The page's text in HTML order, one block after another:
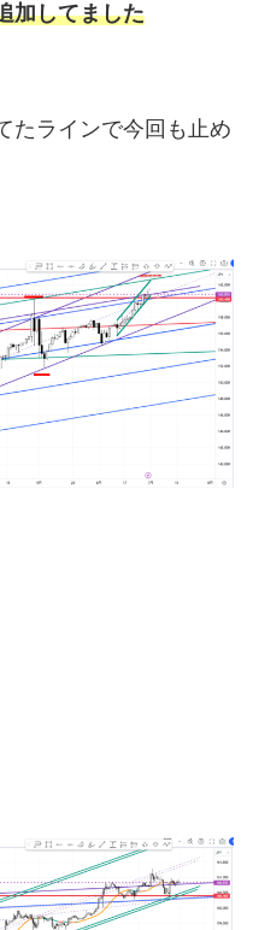
加してました
たラインで今回も止め